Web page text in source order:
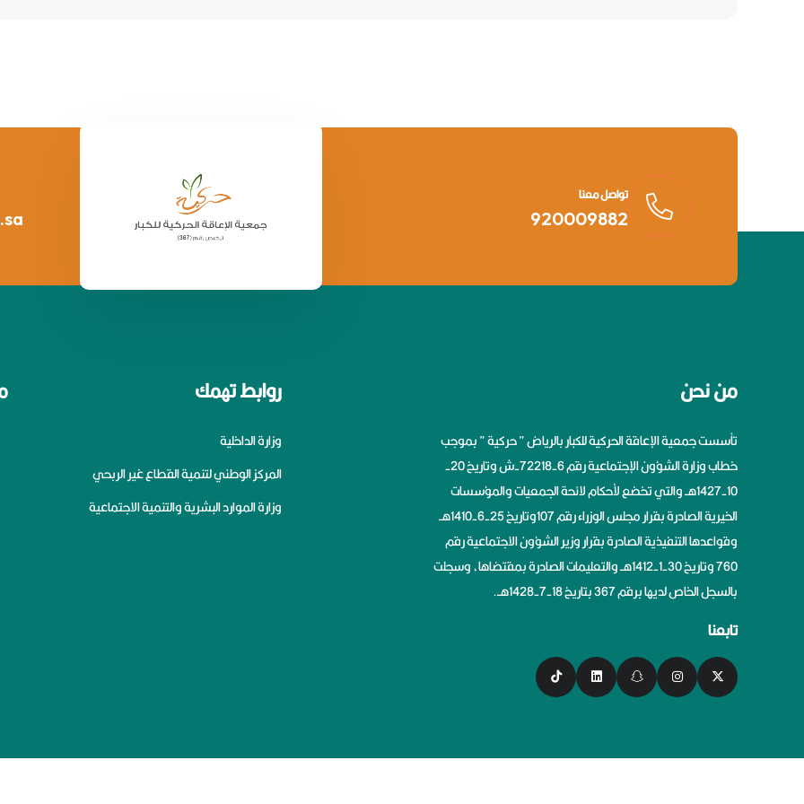
تواصل معنا
920009882
من نحن
تأسست جمعية الإعاقة الحركية للكبار بالرياض ” حركية ” بموجب
خطاب وزارة الشؤون الإجتماعية رقم 6-72218-ش وتاريخ 20-
10-1427هــ والتي تخضع لأحكام لائحة الجمعيات والمؤسسات
الخيرية الصادرة بقرار مجلس الوزراء رقم 107وتاريخ 25-6-1410هــ
وقواعدها التنفيذية الصادرة بقرار وزير الشؤون الاجتماعية رقم
760 وتاريخ 30-1-1412هــ والتعليمات الصادرة بمقتضاها، وسجلت
بالسجل الخاص لديها برقم 367 بتاريخ 18-7-1428هــ.
تابعنا
روابط تهمك
وزارة الداخلية
المركز الوطني لتنمية القطاع غير الربحي
وزارة الموارد البشرية والتنمية الاجتماعية